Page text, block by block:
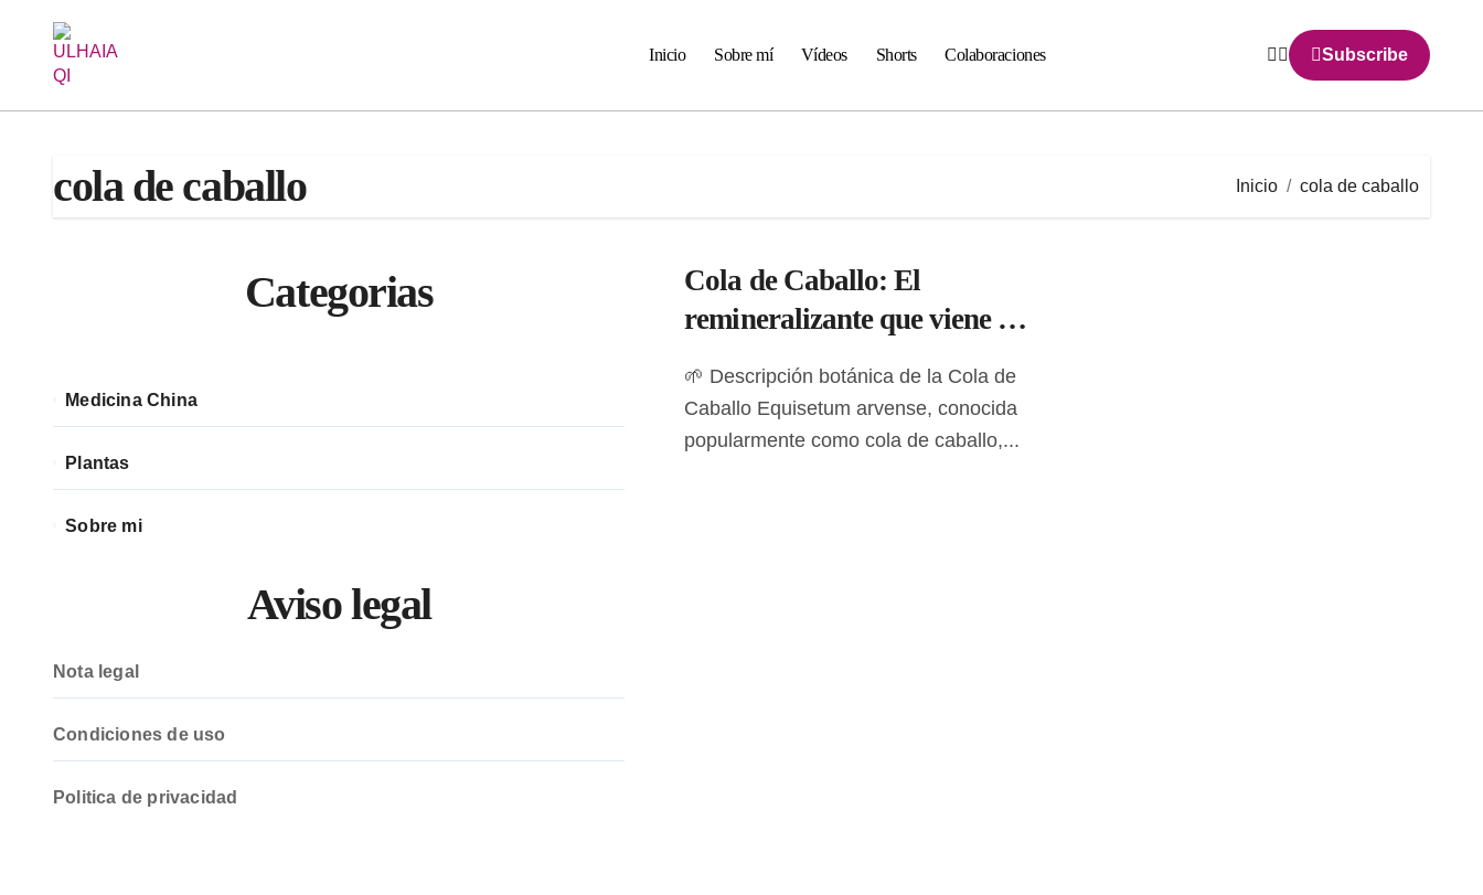
contenido
Inicio Sobre mí Vídeos Shorts Colaboraciones Subscribe
cola de caballo Inicio cola de caballo
Categorias
Medicina China
Plantas
Sobre mi
Aviso legal
Nota legal
Condiciones de uso
Politica de privacidad
Cola de Caballo: El
remineralizante que viene del
🌱 Descripción botánica de la Cola de
Caballo Equisetum arvense, conocida
popularmente como cola de caballo,...